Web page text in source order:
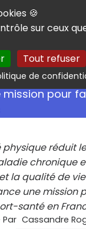
cookies
🍪
sur ceux
Tout refuser
de
pour
réduit
chronique
la qualité de
une mission
santé en
Par Cassandre